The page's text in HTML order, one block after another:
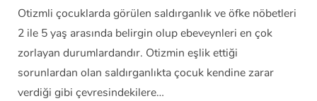
Otizmli çocuklarda görülen saldırganlık ve öfke nöbetleri
2 ile 5 yaş arasında belirgin olup ebeveynleri en çok
zorlayan durumlardandır. Otizmin eşlik ettiği
sorunlardan olan saldırganlıkta çocuk kendine zarar
verdiği gibi çevresindekilere…